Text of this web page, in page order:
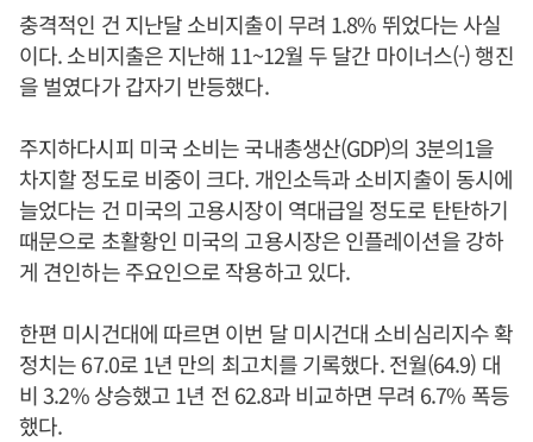
충격적인 건 지난달 소비지출이 무려 1.8% 뛰었다는 사실
이다. 소비지출은 지난해 11~12월 두 달간 마이너스(-) 행진
을 벌였다가 갑자기 반등했다.
주지하다시피 미국 소비는 국내총생산(GDP)의 3분의1을
차지할 정도로 비중이 크다. 개인소득과 소비지출이 동시에
늘었다는 건 미국의 고용시장이 역대급일 정도로 탄탄하기
때문으로 초활황인 미국의 고용시장은 인플레이션을 강하
게 견인하는 주요인으로 작용하고 있다.
한편 미시건대에 따르면 이번 달 미시건대 소비심리지수 확
정치는 67.0로 1년 만의 최고치를 기록했다. 전월(64.9) 대
비 3.2% 상승했고 1년 전 62.8과 비교하면 무려 6.7% 폭등
했다.